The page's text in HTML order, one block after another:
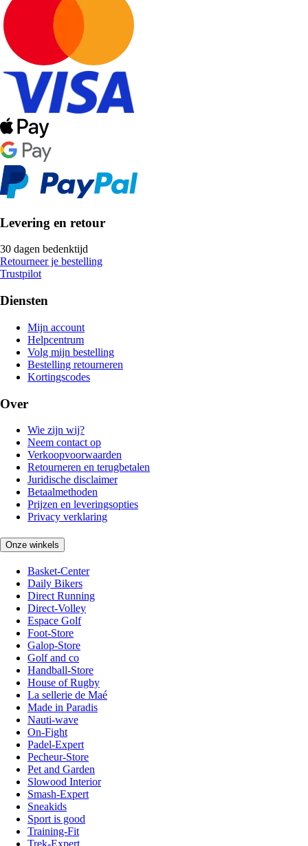
Levering en retour
30 dagen bedenktijd
Retourneer je bestelling
Trustpilot
Diensten
Mijn account
Helpcentrum
Volg mijn bestelling
Bestelling retourneren
Kortingscodes
Over
Wie zijn wij?
Neem contact op
Verkoopvoorwaarden
Retourneren en terugbetalen
Juridische disclaimer
Betaalmethoden
Prijzen en leveringsopties
Privacy verklaring
Onze winkels
Basket-Center
Daily Bikers
Direct Running
Direct-Volley
Espace Golf
Foot-Store
Galop-Store
Golf and co
Handball-Store
House of Rugby
La sellerie de Maé
Made in Paradis
Nauti-wave
On-Fight
Padel-Expert
Pecheur-Store
Pet and Garden
Slowood Interior
Smash-Expert
Sneakids
Sport is good
Training-Fit
Trek-Expert